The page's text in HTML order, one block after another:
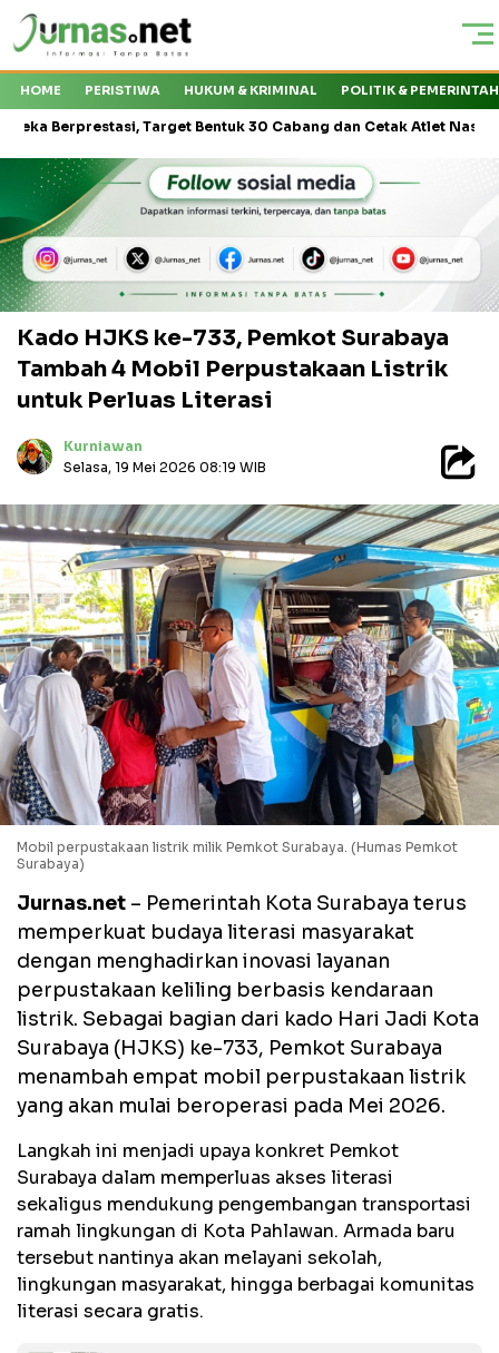
HOME PERISTIWA HUKUM & KRIMINAL POLITIK &
Target Bentuk 30 Cabang dan Cetak Atlet Nasional
Kado HJKS ke-733, Pemkot Surabaya
Tambah 4 Mobil Perpustakaan Listrik
untuk Perluas Literasi
Kurniawan
Selasa, 19 Mei 2026 08:19 WIB
Mobil perpustakaan listrik milik Pemkot Surabaya. (Humas Pemkot
Surabaya)
Jurnas.net – Pemerintah Kota Surabaya terus
memperkuat budaya literasi masyarakat
dengan menghadirkan inovasi layanan
perpustakaan keliling berbasis kendaraan
listrik. Sebagai bagian dari kado Hari Jadi Kota
Surabaya (HJKS) ke-733, Pemkot Surabaya
menambah empat mobil perpustakaan listrik
yang akan mulai beroperasi pada Mei 2026.
Langkah ini menjadi upaya konkret Pemkot
Surabaya dalam memperluas akses literasi
sekaligus mendukung pengembangan transportasi
ramah lingkungan di Kota Pahlawan. Armada baru
tersebut nantinya akan melayani sekolah,
lingkungan masyarakat, hingga berbagai komunitas
literasi secara gratis.